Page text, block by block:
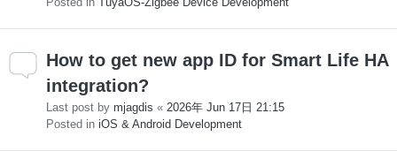
How to get new app ID for Smart Life HA
integration?
Last post by mjagdis « 2026年 Jun 17日 21:15
Posted in iOS & Android Development